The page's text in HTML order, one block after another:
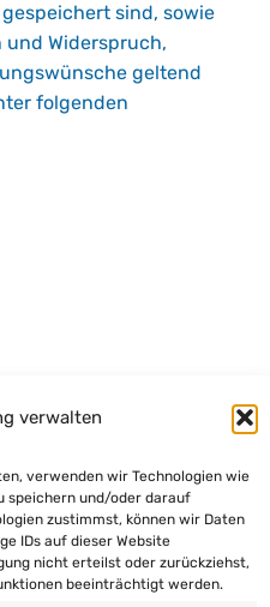
verwalten
verwenden wir Technologien wie
speichern und/oder darauf
zustimmst, können wir Daten
IDs auf dieser Website
nicht erteilst oder zurückziehst,
beeinträchtigt werden.
sind, sowie
Widerspruch,
geltend
folgenden